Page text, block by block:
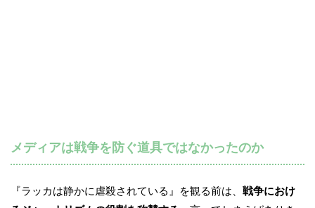
メディアは戦争を防ぐ道具ではなかったのか
『ラッカは静かに虐殺されている』を観る前は、 戦争におけ